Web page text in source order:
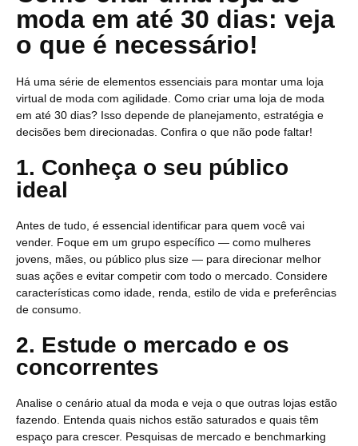
moda em até 30 dias: veja
o que é necessário!
Há uma série de elementos essenciais para montar uma loja
virtual de moda com agilidade. Como criar uma loja de moda
em até 30 dias? Isso depende de planejamento, estratégia e
decisões bem direcionadas. Confira o que não pode faltar!
1. Conheça o seu público
ideal
Antes de tudo, é essencial identificar para quem você vai
vender. Foque em um grupo específico — como mulheres
jovens, mães, ou público plus size — para direcionar melhor
suas ações e evitar competir com todo o mercado. Considere
características como idade, renda, estilo de vida e preferências
de consumo.
2. Estude o mercado e os
concorrentes
Analise o cenário atual da moda e veja o que outras lojas estão
fazendo. Entenda quais nichos estão saturados e quais têm
espaço para crescer. Pesquisas de mercado e benchmarking